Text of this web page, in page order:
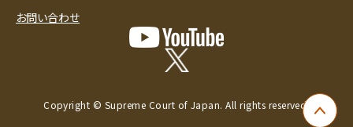
ペー
お問い合わせ
Copyright © Supreme Court of Japan. All rights reserved.